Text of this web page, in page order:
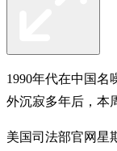
1990年代在中国名
外沉寂多年后，本
美国司法部官网星